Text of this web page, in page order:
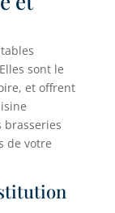
sont le
et offrent
de votre